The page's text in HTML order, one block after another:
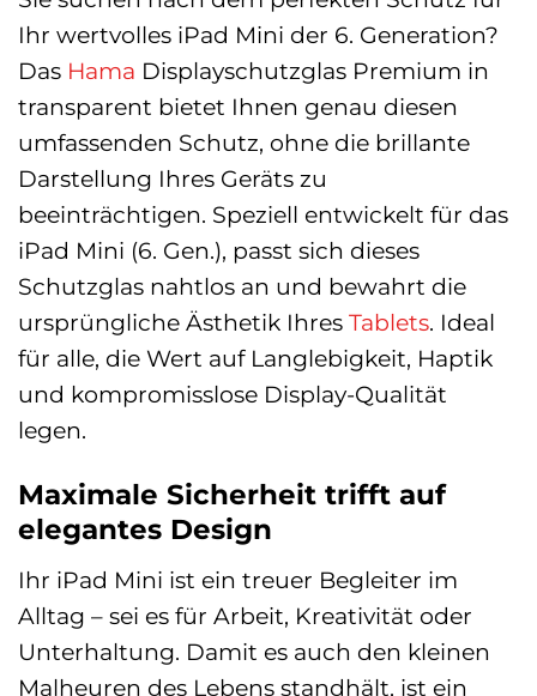
Ihr wertvolles iPad Mini der 6. Generation?
Das Hama Displayschutzglas Premium in
transparent bietet Ihnen genau diesen
umfassenden Schutz, ohne die brillante
Darstellung Ihres Geräts zu
beeinträchtigen. Speziell entwickelt für das
iPad Mini (6. Gen.), passt sich dieses
Schutzglas nahtlos an und bewahrt die
ursprüngliche Ästhetik Ihres Tablets. Ideal
für alle, die Wert auf Langlebigkeit, Haptik
und kompromisslose Display-Qualität
legen.
Maximale Sicherheit trifft auf
elegantes Design
Ihr iPad Mini ist ein treuer Begleiter im
Alltag – sei es für Arbeit, Kreativität oder
Unterhaltung. Damit es auch den kleinen
Malheuren des Lebens standhält, ist ein